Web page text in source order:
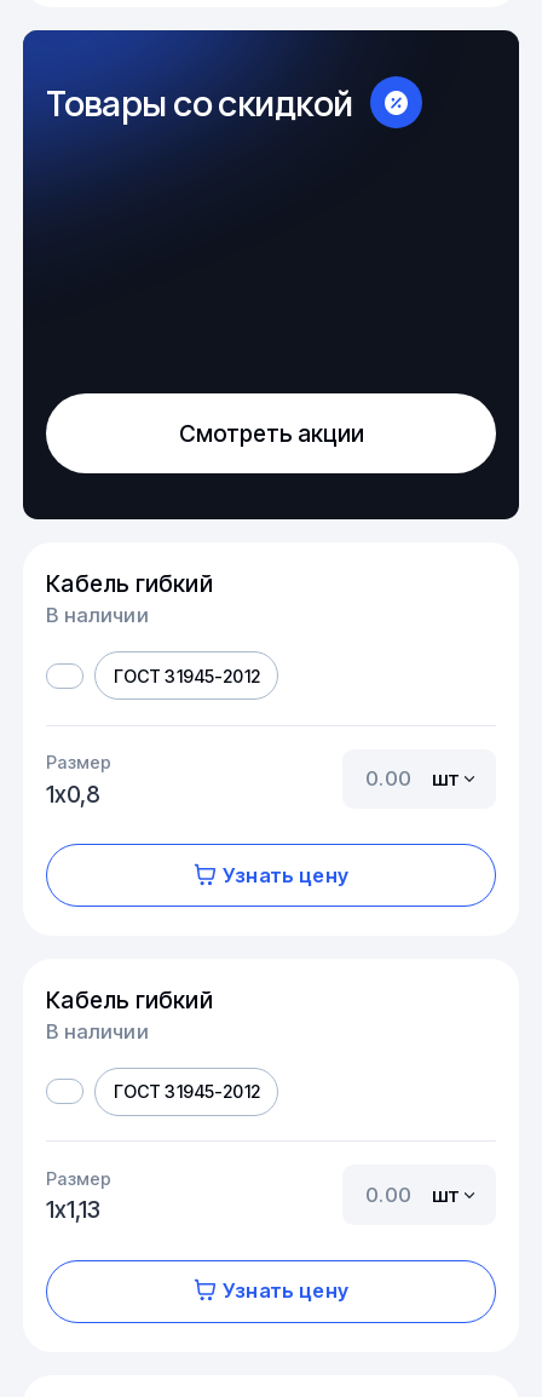
Товары со скидкой
Смотреть акции
Кабель гибкий
В наличии
ГОСТ 31945-2012
Размер
1х0,8
шт
Узнать цену
Кабель гибкий
В наличии
ГОСТ 31945-2012
Размер
1х1,13
шт
Узнать цену